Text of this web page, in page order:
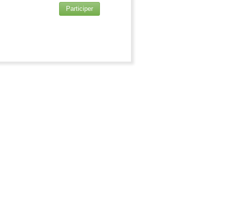
Participer